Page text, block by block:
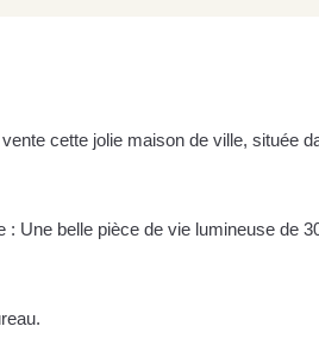
cette jolie maison de ville, située
Une belle pièce de vie lumineuse de